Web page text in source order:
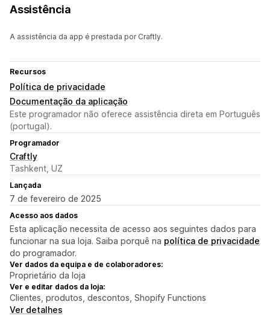
Assistência
A assistência da app é prestada por Craftly.
Recursos
Política de privacidade
Documentação da aplicação
Este programador não oferece assistência direta em Português
(portugal).
Programador
Craftly
Tashkent, UZ
Lançada
7 de fevereiro de 2025
Acesso aos dados
Esta aplicação necessita de acesso aos seguintes dados para
funcionar na sua loja. Saiba porquê na política de privacidade
do programador.
Ver dados da equipa e de colaboradores:
Proprietário da loja
Ver e editar dados da loja:
Clientes, produtos, descontos, Shopify Functions
Ver detalhes